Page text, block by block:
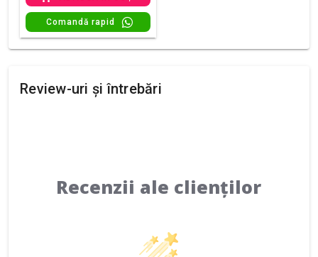
Comandă rapid
Review-uri și întrebări
Recenzii ale clienților